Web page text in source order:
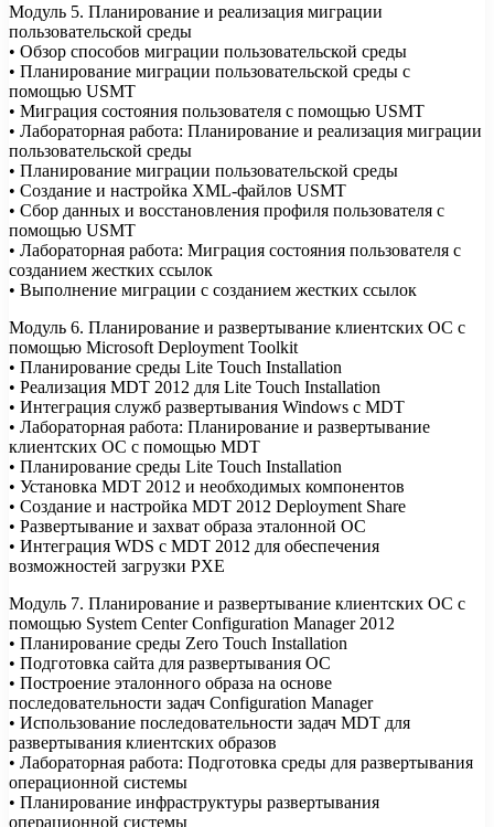
Модуль 5. Планирование и реализация миграции
пользовательской среды
• Обзор способов миграции пользовательской среды
• Планирование миграции пользовательской среды с
помощью USMT
• Миграция состояния пользователя с помощью USMT
• Лабораторная работа: Планирование и реализация миграции
пользовательской среды
• Планирование миграции пользовательской среды
• Создание и настройка XML-файлов USMT
• Сбор данных и восстановления профиля пользователя с
помощью USMT
• Лабораторная работа: Миграция состояния пользователя с
созданием жестких ссылок
• Выполнение миграции с созданием жестких ссылок
Модуль 6. Планирование и развертывание клиентских ОС с
помощью Microsoft Deployment Toolkit
• Планирование среды Lite Touch Installation
• Реализация MDT 2012 для Lite Touch Installation
• Интеграция служб развертывания Windows с MDT
• Лабораторная работа: Планирование и развертывание
клиентских ОС с помощью MDT
• Планирование среды Lite Touch Installation
• Установка MDT 2012 и необходимых компонентов
• Создание и настройка MDT 2012 Deployment Share
• Развертывание и захват образа эталонной ОС
• Интеграция WDS с MDT 2012 для обеспечения
возможностей загрузки PXE
Модуль 7. Планирование и развертывание клиентских ОС с
помощью System Center Configuration Manager 2012
• Планирование среды Zero Touch Installation
• Подготовка сайта для развертывания ОС
• Построение эталонного образа на основе
последовательности задач Configuration Manager
• Использование последовательности задач MDT для
развертывания клиентских образов
• Лабораторная работа: Подготовка среды для развертывания
операционной системы
• Планирование инфраструктуры развертывания
операционной системы